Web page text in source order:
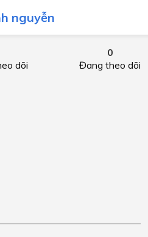
nguyễn
dõi
0
Đang theo dõi